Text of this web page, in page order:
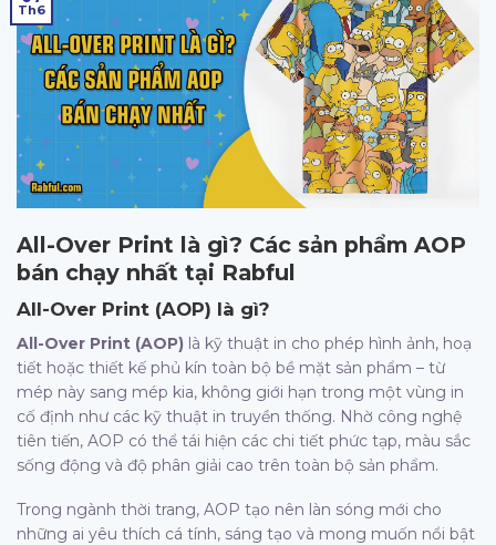
Th6
All-Over Print là gì? Các sản phẩm AOP
bán chạy nhất tại Rabful
All-Over Print (AOP) là gì?
All-Over Print (AOP) là kỹ thuật in cho phép hình ảnh, hoạ
tiết hoặc thiết kế phủ kín toàn bộ bề mặt sản phẩm – từ
mép này sang mép kia, không giới hạn trong một vùng in
cố định như các kỹ thuật in truyền thống. Nhờ công nghệ
tiên tiến, AOP có thể tái hiện các chi tiết phức tạp, màu sắc
sống động và độ phân giải cao trên toàn bộ sản phẩm.
Trong ngành thời trang, AOP tạo nên làn sóng mới cho
những ai yêu thích cá tính, sáng tạo và mong muốn nổi bật